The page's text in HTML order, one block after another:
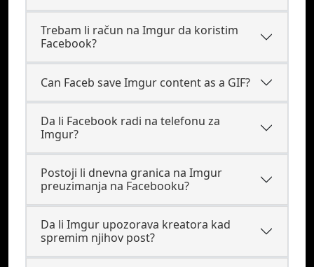
Trebam li račun na Imgur da koristim
Facebook?
Can Faceb save Imgur content as a GIF?
Da li Facebook radi na telefonu za
Imgur?
Postoji li dnevna granica na Imgur
preuzimanja na Facebooku?
Da li Imgur upozorava kreatora kad
spremim njihov post?